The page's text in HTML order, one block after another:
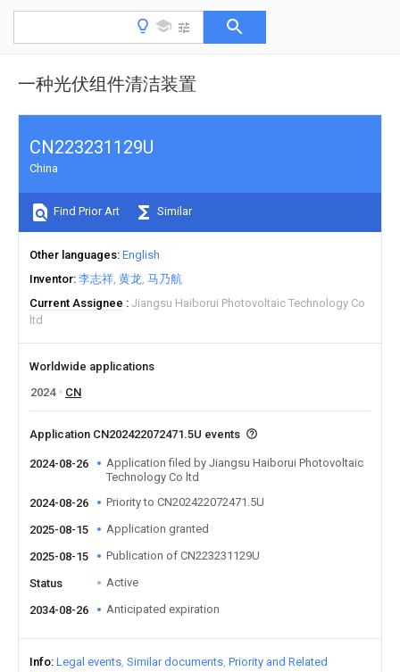
一种光伏组件清洁装置
CN223231129U
China
Find Prior Art Similar
Other languages English
Inventor 李志祥 黄龙 马乃航
Current Assignee
Jiangsu Haiborui Photovoltaic Technology Co
ltd
Worldwide applications
2024
CN
Application CN202422072471.5U events
2024-08-26
Application filed by Jiangsu Haiborui Photovoltaic
Technology Co ltd
2024-08-26
Priority to CN202422072471.5U
2025-08-15 Application granted
2025-08-15 Publication of CN223231129U
Status Active
2034-08-26 Anticipated expiration
Info Legal events Similar documents Priority and Related